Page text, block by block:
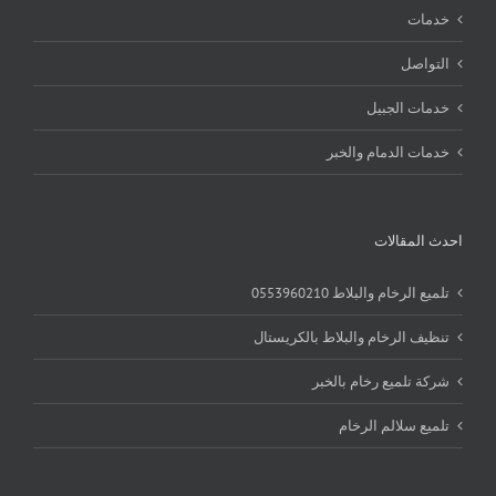
خدمات
التواصل
خدمات الجبيل
خدمات الدمام والخبر
احدث المقالات
تلميع الرخام والبلاط 0553960210
تنظيف الرخام والبلاط بالكريستال
شركة تلميع رخام بالخبر
تلميع سلالم الرخام